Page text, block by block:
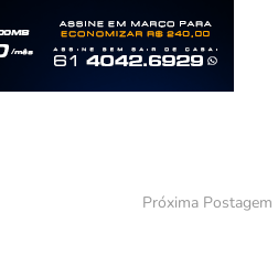
Próxima Postagem